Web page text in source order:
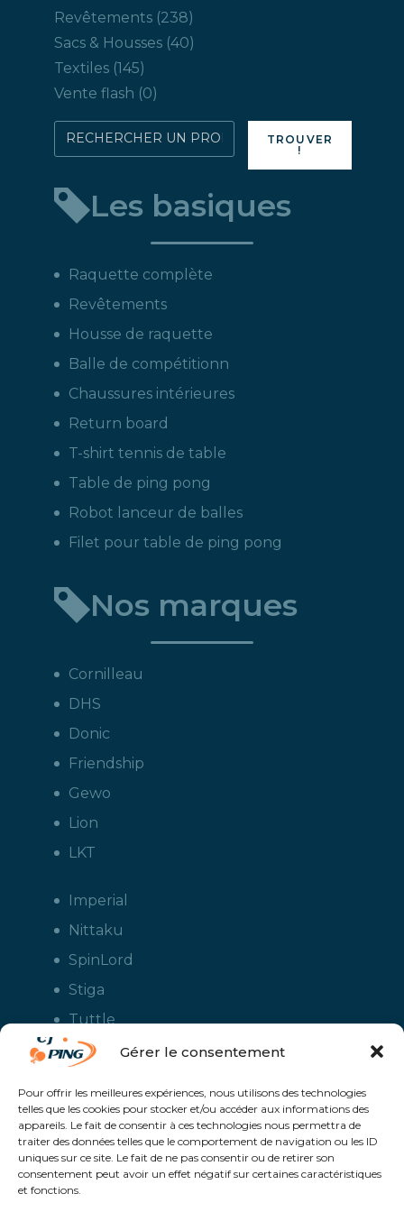
Gérer le consentement
Pour offrir les meilleures expériences, nous utilisons des technologies
telles que les cookies pour stocker et/ou accéder aux informations des
appareils. Le fait de consentir à ces technologies nous permettra de
traiter des données telles que le comportement de navigation ou les ID
uniques sur ce site. Le fait de ne pas consentir ou de retirer son
consentement peut avoir un effet négatif sur certaines caractéristiques
et fonctions.
Revêtements 238238
produits
Sacs & Housses 4040
Textiles 145145
produits
Vente flash 00
Rechercher
directement
produit
:
TROUVER
!
Les basiques
Raquette complète
Revêtements
Housse de raquette
Balle de compétitionn
Chaussures intérieures
Return board
T-shirt tennis de table
Table de ping pong
Robot lanceur de balles
Filet pour table de ping pong
Nos marques
Cornilleau
DHS
Donic
Friendship
Gewo
Lion
LKT
Imperial
Nittaku
SpinLord
Stiga
Tuttle
Xiom